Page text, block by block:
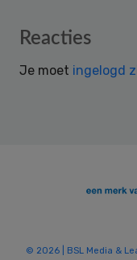
Reader
Reacties
Je moet ingelogd
© 2026 | BSL Media &